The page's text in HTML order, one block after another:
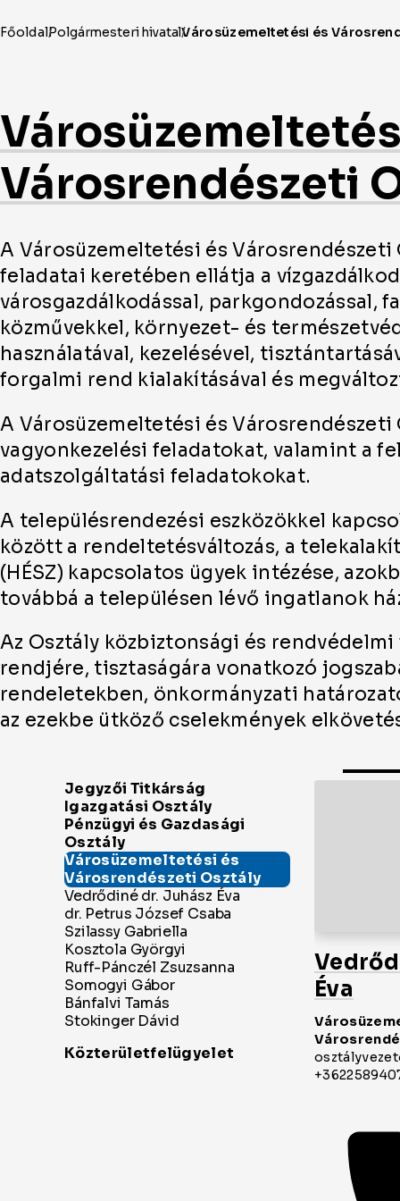
Városrendészeti
A Városüzemeltetési és
feladatai keretében ellátja a
városgazdálkodással, parkgondozással,
közművekkel, környezet- és
használatával, kezelésével,
forgalmi rend kialakításával és
A Városüzemeltetési és
vagyonkezelési feladatokat, valamint a
adatszolgáltatási feladatokokat.
A településrendezési eszközökkel
között a rendeltetésváltozás, a
(HÉSZ) kapcsolatos ügyek intézése,
továbbá a településen lévő ingatlanok
Az Osztály közbiztonsági és
rendjére, tisztaságára vonatkozó
rendeletekben, önkormányzati
az ezekbe ütköző cselekmények
Éva